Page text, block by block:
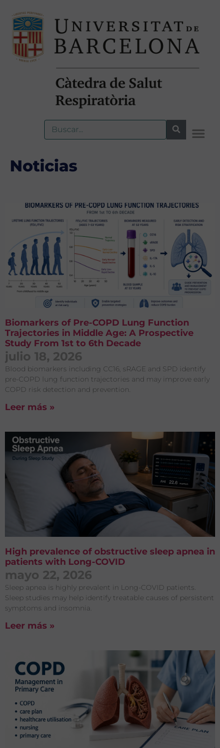
Noticias
Biomarkers of Pre-COPD Lung Function
Trajectories in Middle Age: A Prospective
Study From 1st to 6th Decade
julio 18, 2026
Blood biomarkers including CC16, sRAGE and SPD identify
pre-COPD lung function trajectories and may improve early
COPD risk detection and prevention.
Leer más »
High prevalence of obstructive sleep apnea in
patients with Long-COVID
mayo 22, 2026
Sleep apnea is highly prevalent in Long-COVID patients.
Sleep studies may help identify treatable causes of persistent
symptoms and insomnia.
Leer más »